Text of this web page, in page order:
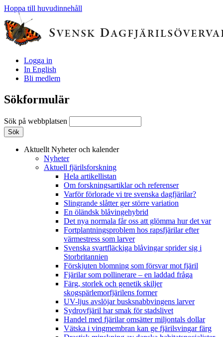
Hoppa till huvudinnehåll
Logga in
In English
Bli medlem
Sökformulär
Sök på webbplatsen
Aktuellt Nyheter och kalender
Nyheter
Aktuell fjärilsforskning
Hela artikellistan
Om forskningsartiklar och referenser
Varför förlorade vi tre svenska dagfjärilar?
Slingrande slåtter ger större variation
En öländsk blåvingehybrid
Det nya normala får oss att glömma hur det var
Fortplantningsproblem hos rapsfjärilar efter
värmestress som larver
Svenska svartfläckiga blåvingar sprider sig i
Storbritannien
Förskjuten blomning som försvar mot fjäril
Fjärilar som pollinerare – en laddad fråga
Färg, storlek och genetik skiljer
skogspärlemorfjärilens former
UV-ljus avslöjar busksnabbvingens larver
Sydrovfjäril har smak för stadslivet
Handel med fjärilar omsätter miljontals dollar
Vätska i vingmembran kan ge fjärilsvingar färg